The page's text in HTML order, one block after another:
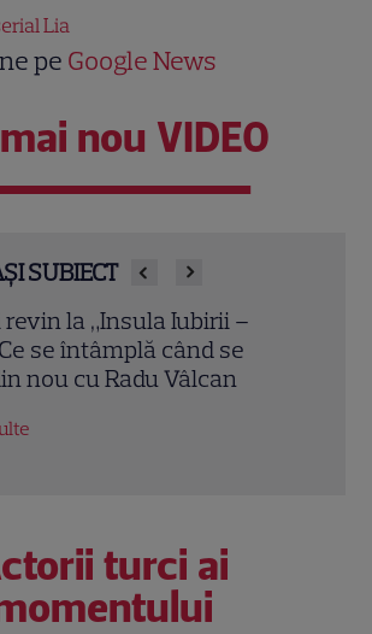
Lia
pe Google News
nou VIDEO
SUBIECT
neașteptată înainte
„Cred că e singura
m-am gândit”
turci ai